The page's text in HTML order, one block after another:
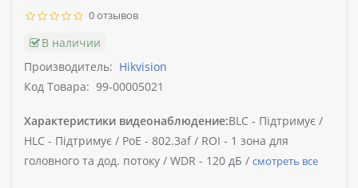
0 отзывов
В наличии
Производитель: Hikvision
Код Товара: 99-00005021
Характеристики видеонаблюдение:BLC - Підтримує /
HLC - Підтримує / PoE - 802.3af / ROI - 1 зона для
головного та дод. потоку / WDR - 120 дБ / смотреть все